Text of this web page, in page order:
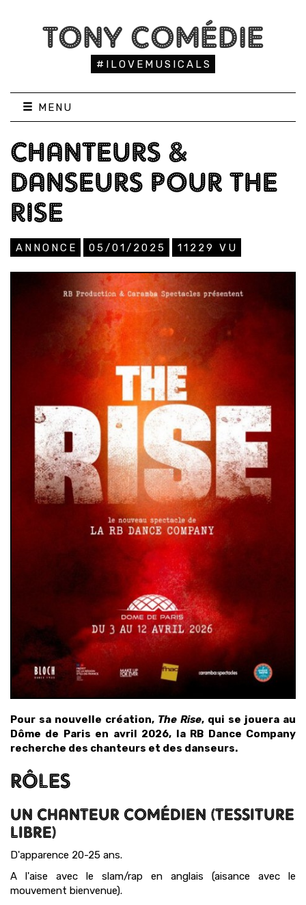
TONY COMÉDIE
#ILOVEMUSICALS
MENU
CHANTEURS &
DANSEURS POUR THE
RISE
ANNONCE 05/01/2025 11229 VU
Pour sa nouvelle création, The Rise, qui se jouera au
Dôme de Paris en avril 2026, la RB Dance Company
recherche des chanteurs et des danseurs.
RÔLES
UN CHANTEUR COMÉDIEN (TESSITURE
LIBRE)
D'apparence 20-25 ans.
A l'aise avec le slam/rap en anglais (aisance avec le
mouvement bienvenue).